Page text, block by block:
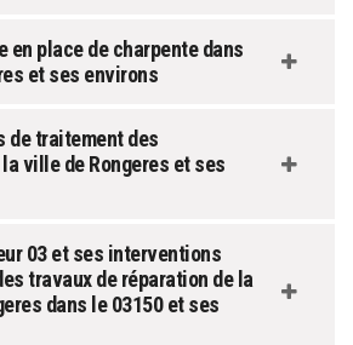
en place de charpente dans
et ses environs
de traitement des
ville de Rongeres et ses
03 et ses interventions
travaux de réparation de la
dans le 03150 et ses